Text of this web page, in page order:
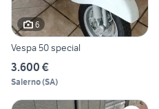
6
Vespa 50 special
3.600 €
Salerno(SA)